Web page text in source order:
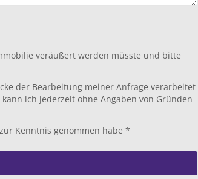
veräußert werden müsste und bitte
der Bearbeitung meiner Anfrage verarbeitet
ich jederzeit ohne Angaben von Gründen
zur Kenntnis genommen habe *